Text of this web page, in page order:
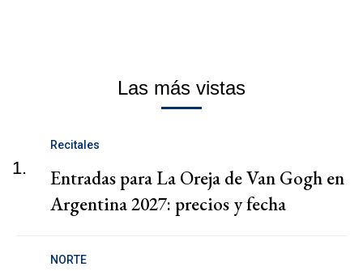
Las más vistas
1.
Recitales
Entradas para La Oreja de Van Gogh en
Argentina 2027: precios y fecha
NORTE